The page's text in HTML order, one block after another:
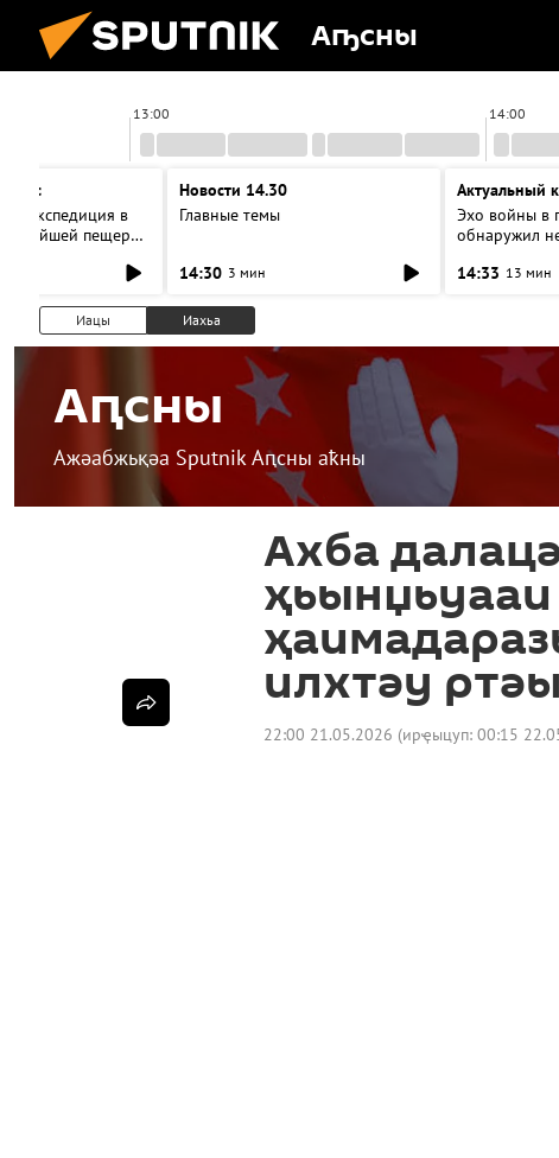
Аҧсны
13:00 14:00
экспедиция в
пещере
Новости 14.30
Главные темы
14:30 3 мин
Актуальный
Эхо войны в
обнаружил
14:33 13 мин
Иацы Иахьа
Аԥсны
Ажәабжьқәа Sputnik Аԥсны аҟны
Ахба
илхтәу ртәы
22:00 21.05.2026 (ирҿыцуп: 00:15